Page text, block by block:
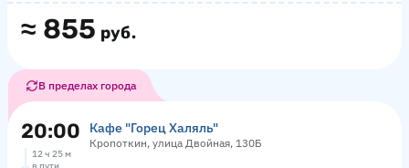
≈ 855 руб.
В пределах города
20:00 Кафе "Горец Халяль"
Кропоткин, улица Двойная, 130Б
12 ч 25 м